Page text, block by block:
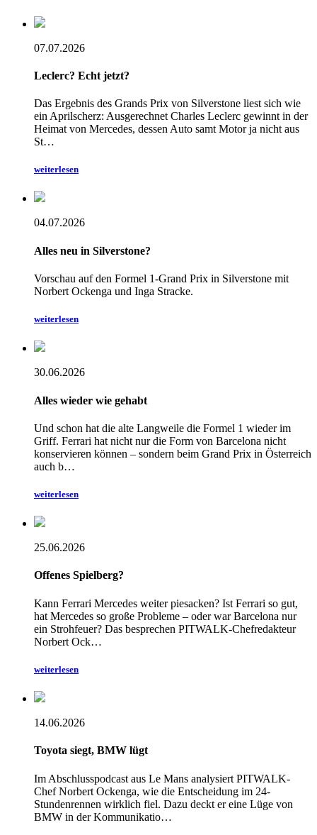
07.07.2026
Leclerc? Echt jetzt?
Das Ergebnis des Grands Prix von Silverstone liest sich wie
ein Aprilscherz: Ausgerechnet Charles Leclerc gewinnt in der
Heimat von Mercedes, dessen Auto samt Motor ja nicht aus
St…
weiterlesen
04.07.2026
Alles neu in Silverstone?
Vorschau auf den Formel 1-Grand Prix in Silverstone mit
Norbert Ockenga und Inga Stracke.
weiterlesen
30.06.2026
Alles wieder wie gehabt
Und schon hat die alte Langweile die Formel 1 wieder im
Griff. Ferrari hat nicht nur die Form von Barcelona nicht
konservieren können – sondern beim Grand Prix in Österreich
auch b…
weiterlesen
25.06.2026
Offenes Spielberg?
Kann Ferrari Mercedes weiter piesacken? Ist Ferrari so gut,
hat Mercedes so große Probleme – oder war Barcelona nur
ein Strohfeuer? Das besprechen PITWALK-Chefredakteur
Norbert Ock…
weiterlesen
14.06.2026
Toyota siegt, BMW lügt
Im Abschlusspodcast aus Le Mans analysiert PITWALK-
Chef Norbert Ockenga, wie die Entscheidung im 24-
Stundenrennen wirklich fiel. Dazu deckt er eine Lüge von
BMW in der Kommunikatio…